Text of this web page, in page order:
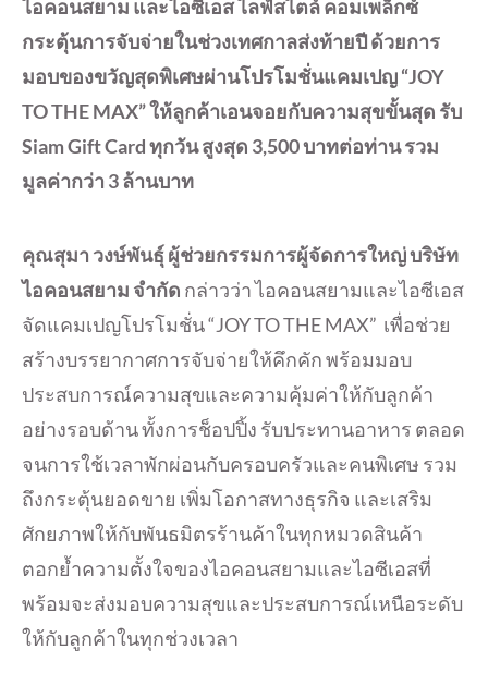
ไอคอนสยาม และไอซีเอส ไลฟ์สไตล์ คอมเพล็กซ์
กระตุ้นการจับจ่ายในช่วงเทศกาลส่งท้ายปี ด้วยการ
มอบของขวัญสุดพิเศษผ่านโปรโมชั่นแคมเปญ “JOY
TO THE MAX” ให้ลูกค้าเอนจอยกับความสุขขั้นสุด รับ
Siam Gift Card ทุกวัน สูงสุด 3,500 บาทต่อท่าน รวม
มูลค่ากว่า 3 ล้านบาท
คุณสุมา วงษ์พันธุ์ ผู้ช่วยกรรมการผู้จัดการใหญ่ บริษัท
ไอคอนสยาม จำกัด กล่าวว่า ไอคอนสยามและไอซีเอส
จัดแคมเปญโปรโมชั่น “JOY TO THE MAX” เพื่อช่วย
สร้างบรรยากาศการจับจ่ายให้คึกคัก พร้อมมอบ
ประสบการณ์ความสุขและความคุ้มค่าให้กับลูกค้า
อย่างรอบด้าน ทั้งการช็อปปิ้ง รับประทานอาหาร ตลอด
จนการใช้เวลาพักผ่อนกับครอบครัวและคนพิเศษ รวม
ถึงกระตุ้นยอดขาย เพิ่มโอกาสทางธุรกิจ และเสริม
ศักยภาพให้กับพันธมิตรร้านค้าในทุกหมวดสินค้า
ตอกย้ำความตั้งใจของไอคอนสยามและไอซีเอสที่
พร้อมจะส่งมอบความสุขและประสบการณ์เหนือระดับ
ให้กับลูกค้าในทุกช่วงเวลา